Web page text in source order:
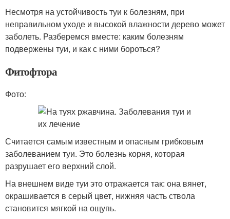
Несмотря на устойчивость туи к болезням, при
неправильном уходе и высокой влажности дерево может
заболеть. Разберемся вместе: каким болезням
подвержены туи, и как с ними бороться?
Фитофтора
Фото:
Считается самым известным и опасным грибковым
заболеванием туи. Это болезнь корня, которая
разрушает его верхний слой.
На внешнем виде туи это отражается так: она вянет,
окрашивается в серый цвет, нижняя часть ствола
становится мягкой на ощупь.